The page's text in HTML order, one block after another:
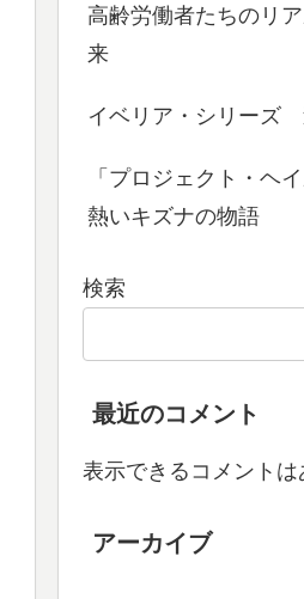
高齢労働者たちのリ
来
イベリア・シリーズ
「プロジェクト・ヘ
熱いキズナの物語
検索
最近のコメント
表示できるコメントは
アーカイブ